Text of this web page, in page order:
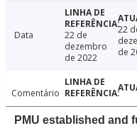
Data
22 de
dezembro
de 2022
22
de
Comentário
PMU established and